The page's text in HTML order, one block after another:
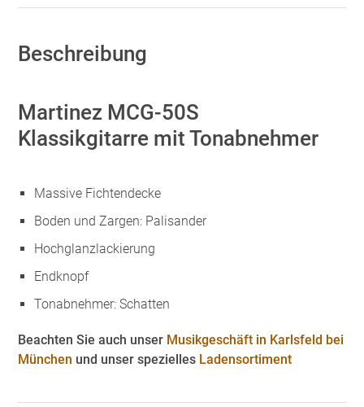
Beschreibung
Martinez MCG-50S
Klassikgitarre mit Tonabnehmer
Massive Fichtendecke
Boden und Zargen: Palisander
Hochglanzlackierung
Endknopf
Tonabnehmer: Schatten
Beachten Sie auch unser Musikgeschäft in Karlsfeld bei
München und unser spezielles Ladensortiment